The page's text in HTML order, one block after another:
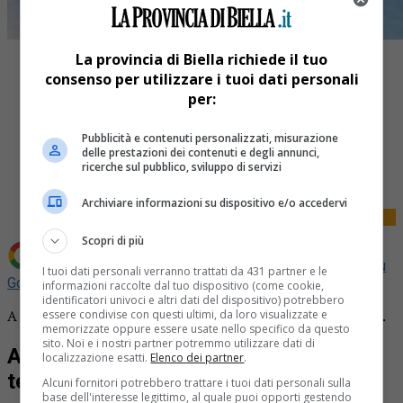
Share
Tweet
Aggiungi La Provincia di Biella come Fonte preferita su
Google
A Biella scatta l’estate: sole e temperature fino a 32 gradi.
A Biella scatta l’estate: sole e
temperature fino a 32 gradi
La provincia di Biella richiede il tuo
consenso per utilizzare i tuoi dati personali
per:
Pubblicità e contenuti personalizzati, misurazione
delle prestazioni dei contenuti e degli annunci,
ricerche sul pubblico, sviluppo di servizi
Archiviare informazioni su dispositivo e/o accedervi
Scopri di più
I tuoi dati personali verranno trattati da 431 partner e le
informazioni raccolte dal tuo dispositivo (come cookie,
identificatori univoci e altri dati del dispositivo) potrebbero
essere condivise con questi ultimi, da loro visualizzate e
memorizzate oppure essere usate nello specifico da questo
sito. Noi e i nostri partner potremmo utilizzare dati di
localizzazione esatti. Elenco dei partner.
Alcuni fornitori potrebbero trattare i tuoi dati personali sulla
base dell'interesse legittimo, al quale puoi opporti gestendo